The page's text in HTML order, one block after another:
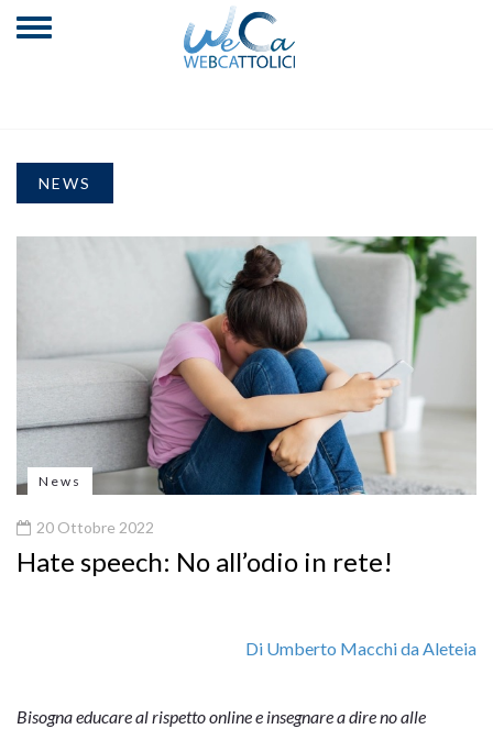
NEWS
News
20 Ottobre 2022
Hate speech: No all’odio in rete!
Di Umberto Macchi da Aleteia
Bisogna educare al rispetto online e insegnare a dire no alle